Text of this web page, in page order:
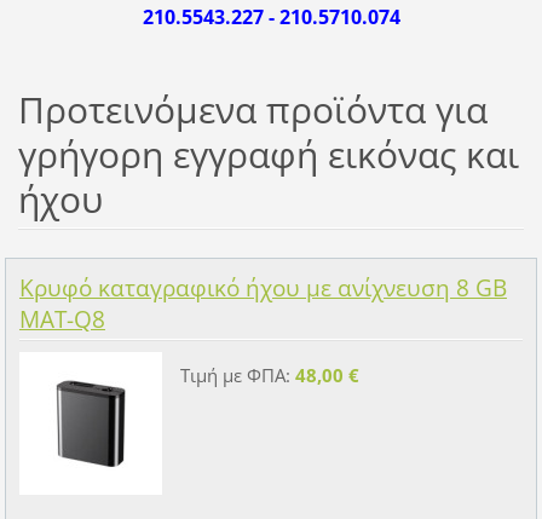
210.5543.227 - 210.5710.074
Προτεινόμενα προϊόντα για
γρήγορη εγγραφή εικόνας και
ήχου
Κρυφό καταγραφικό ήχου με ανίχνευση 8 GB
MAT-Q8
Τιμή με ΦΠΑ: 48,00 €